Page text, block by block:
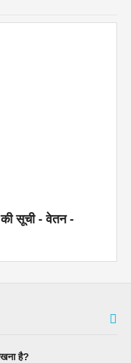
की सूची - वेतन -
है?